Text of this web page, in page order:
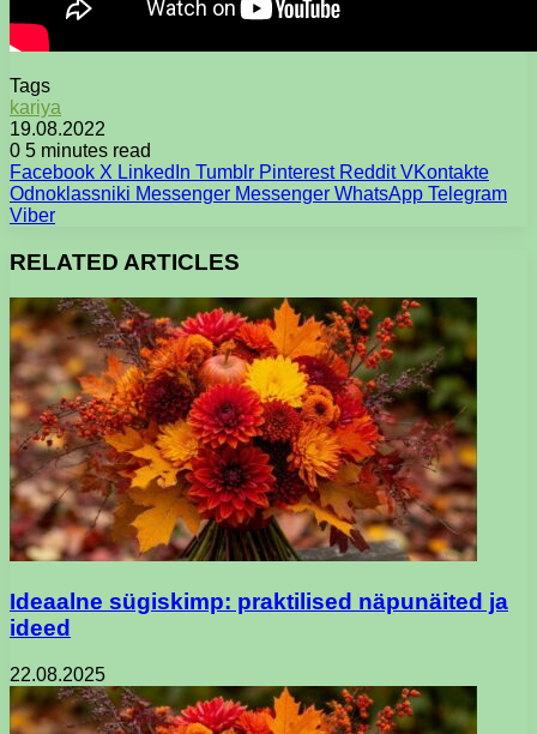
Tags
kariya
19.08.2022
0 5 minutes read
Facebook X LinkedIn Tumblr Pinterest Reddit VKontakte
Odnoklassniki Messenger Messenger WhatsApp Telegram
Viber
RELATED ARTICLES
Ideaalne sügiskimp: praktilised näpunäited ja
ideed
22.08.2025